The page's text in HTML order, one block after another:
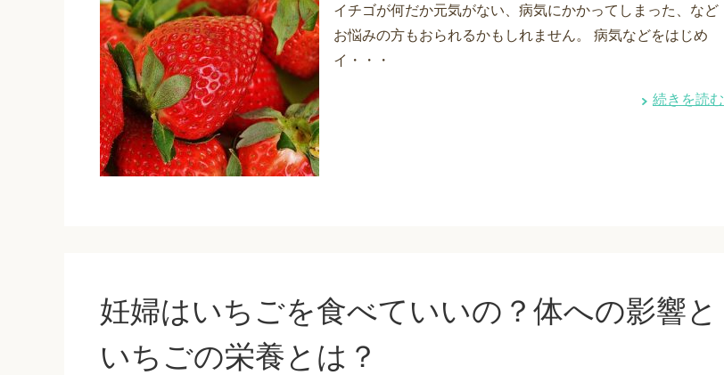
イチゴが何だか元気がない、病気にかかってしまった、など
お悩みの方もおられるかもしれません。 病気などをはじめ
イ・・・
続きを読む
妊婦はいちごを食べていいの？体への影響と
いちごの栄養とは？